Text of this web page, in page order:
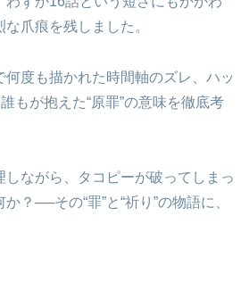
爪痕を残しました。
何度も描かれた時間軸のズレ、ハッ
もが抱えた“原罪”の意味を徹底考
ながら、タコピーが破ってしまっ
？──その“罪”と“祈り”の物語に、